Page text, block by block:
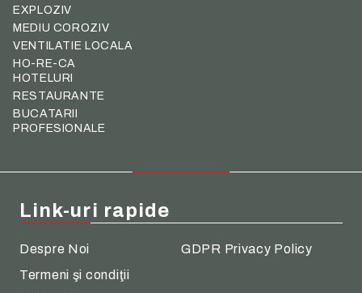
EXPLOZIV
MEDIU COROZIV
VENTILATIE LOCALA
HO-RE-CA
HOTELURI
RESTAURANTE
BUCATARII
PROFESIONALE
Link-uri rapide
Despre Noi
Termeni şi condiţii
GDPR Privacy Policy